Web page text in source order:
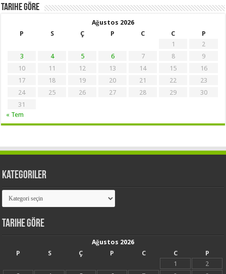
Tarihe Göre
Ağustos 2026
P
S Ç P C C
P
1
2
3
4 5 6 7 8
9
10
11 12 13 14 15
16
17
18 19 20 21 22
23
24
25 26 27 28 29
30
31
« Tem
Kategoriler
Kategoriler
Tarihe Göre
Ağustos 2026
P
S Ç P C C
P
1
2